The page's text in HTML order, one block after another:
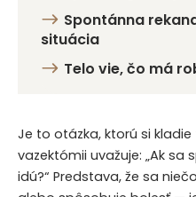
Spontánna
situácia
Telo vie, čo má
Je to otázka, ktorú si
vazektómii uvažuje: „Ak
idú?“ Predstava, že sa